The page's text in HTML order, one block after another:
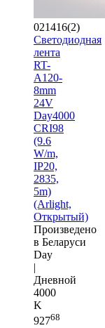
021416(2)
Светодиодная
лента
RT-
A120-
8mm
24V
Day4000
CRI98
(9.6
W/m,
IP20,
2835,
5m)
(Arlight,
Открытый)
Произведено
в Беларуси
Day
|
Дневной
4000
K
92768